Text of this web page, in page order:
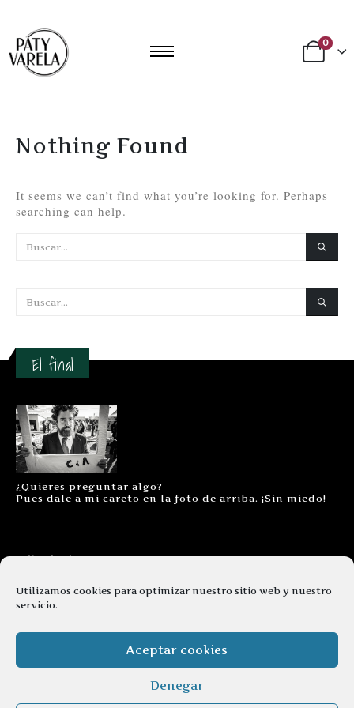
Utilizamos cookies para optimizar nuestro sitio web y nuestro
servicio.
Aceptar cookies
Denegar
0
Nothing Found
It seems we can’t find what you’re looking for. Perhaps
searching can help.
El final
¿Quieres preguntar algo?
Pues dale a mi careto en la foto de arriba. ¡Sin miedo!
Contacto
Aviso legal